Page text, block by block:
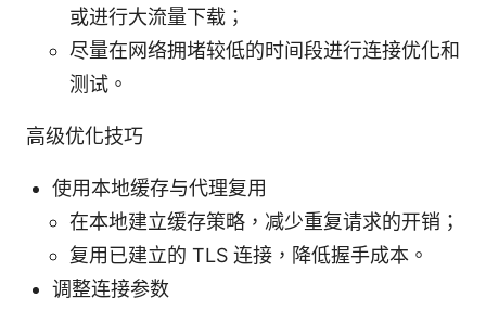
或进行大流量下载；
尽量在网络拥堵较低的时间段进行连接优化和
测试。
高级优化技巧
使用本地缓存与代理复用
在本地建立缓存策略，减少重复请求的开销；
复用已建立的 TLS 连接，降低握手成本。
调整连接参数